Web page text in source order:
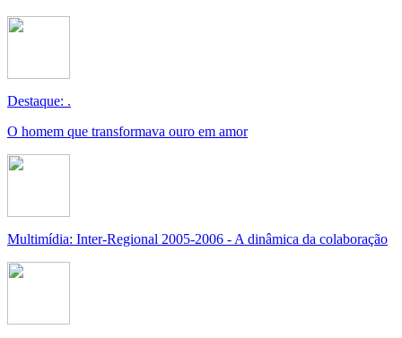
Destaque: .
O homem que transformava ouro em amor
Multimídia: Inter-Regional 2005-2006 - A dinâmica da colaboração